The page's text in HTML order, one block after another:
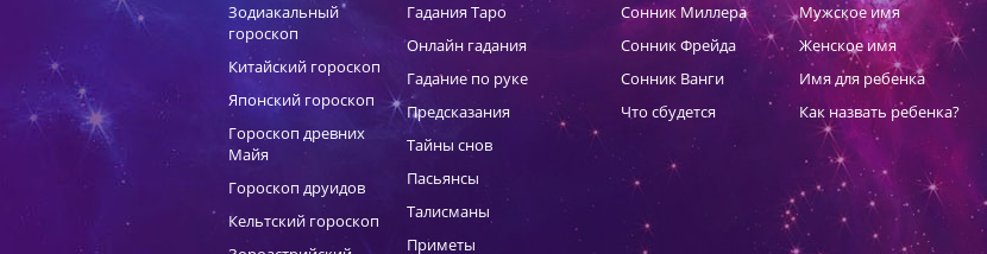
Зодиакальный
гороскоп
Китайский гороскоп
Японский гороскоп
Гороскоп древних
Майя
Гороскоп друидов
Кельтский гороскоп
Гадания Таро
Онлайн гадания
Гадание по руке
Предсказания
Тайны снов
Пасьянсы
Талисманы
Приметы
Сонник Миллера
Сонник Фрейда
Сонник Ванги
Что сбудется
Мужское имя
Женское имя
Имя для ребенка
Как назвать ребенка?